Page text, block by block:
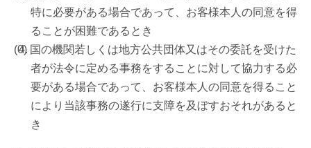
特に必要がある場合であって、お客様本人の同意を得
ることが困難であるとき
国の機関若しくは地方公共団体又はその委託を受けた
者が法令に定める事務をすることに対して協力する必
要がある場合であって、お客様本人の同意を得ること
により当該事務の遂行に支障を及ぼすおそれがあると
き